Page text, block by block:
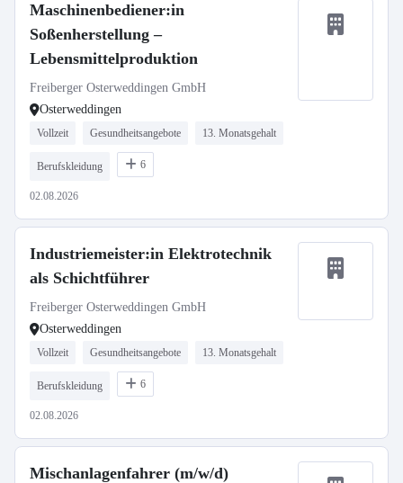
Maschinenbediener:in
Soßenherstellung –
Lebensmittelproduktion
Freiberger Osterweddingen GmbH
Osterweddingen
Vollzeit Gesundheitsangebote 13. Monatsgehalt
Berufskleidung 6
02.08.2026
Industriemeister:in Elektrotechnik
als Schichtführer
Freiberger Osterweddingen GmbH
Osterweddingen
Vollzeit Gesundheitsangebote 13. Monatsgehalt
Berufskleidung 6
02.08.2026
Mischanlagenfahrer (m/w/d)